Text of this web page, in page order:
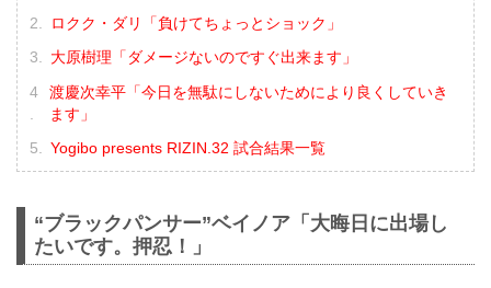
ロクク・ダリ「負けてちょっとショック」
大原樹理「ダメージないのですぐ出来ます」
渡慶次幸平「今日を無駄にしないためにより良くしていき
ます」
Yogibo presents RIZIN.32 試合結果一覧
“ブラックパンサー”ベイノア「大晦日に出場し
たいです。押忍！」